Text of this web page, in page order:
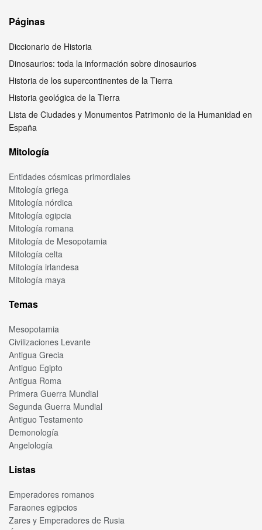
Páginas
Diccionario de Historia
Dinosaurios: toda la información sobre dinosaurios
Historia de los supercontinentes de la Tierra
Historia geológica de la Tierra
Lista de Ciudades y Monumentos Patrimonio de la Humanidad en
España
Mitología
Entidades cósmicas primordiales
Mitología griega
Mitología nórdica
Mitología egipcia
Mitología romana
Mitología de Mesopotamia
Mitología celta
Mitología irlandesa
Mitología maya
Temas
Mesopotamia
Civilizaciones Levante
Antigua Grecia
Antiguo Egipto
Antigua Roma
Primera Guerra Mundial
Segunda Guerra Mundial
Antiguo Testamento
Demonología
Angelología
Listas
Emperadores romanos
Faraones egipcios
Zares y Emperadores de Rusia